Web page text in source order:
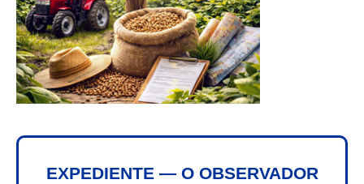
EXPEDIENTE — O OBSERVADOR